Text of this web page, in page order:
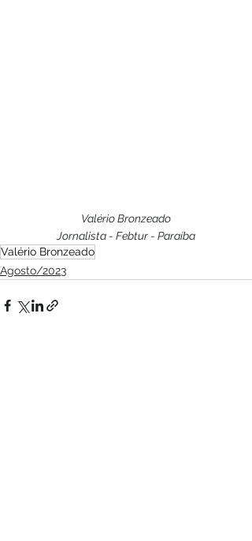
Valério Bronzeado
Jornalista - Febtur - Paraíba
Valério Bronzeado
Agosto/2023